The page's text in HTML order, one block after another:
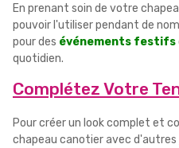
En prenant soin de votre
pouvoir l'utiliser pendant de
pour des événements festifs
quotidien.
Complétez Votre
Pour créer un look complet et
chapeau canotier avec d'autres